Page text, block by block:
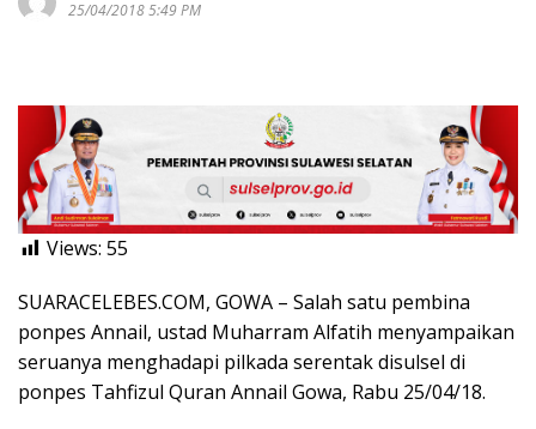
25/04/2018 5:49 PM
Views: 55
SUARACELEBES.COM, GOWA – Salah satu pembina
ponpes Annail, ustad Muharram Alfatih menyampaikan
seruanya menghadapi pilkada serentak disulsel di
ponpes Tahfizul Quran Annail Gowa, Rabu 25/04/18.